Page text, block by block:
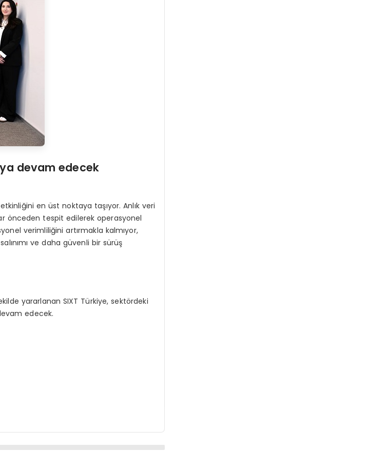
devam edecek
en üst noktaya taşıyor. Anlık veri
önceden tespit edilerek operasyonel
verimliliğini artırmakla kalmıyor,
ve daha güvenli bir sürüş
yararlanan SIXT Türkiye, sektördeki
edecek.